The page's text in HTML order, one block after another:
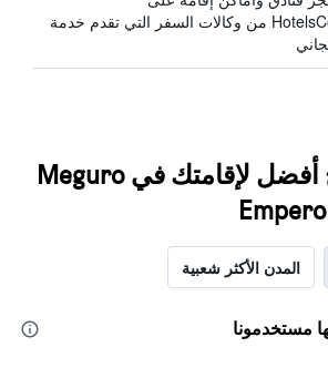
HotelsCombined من وكالات السفر التي تقدم خدمة
اعثر على نتائج أفضل لإقامتك في Meguro
المدن الأكثر شعبية
مستخدمونا